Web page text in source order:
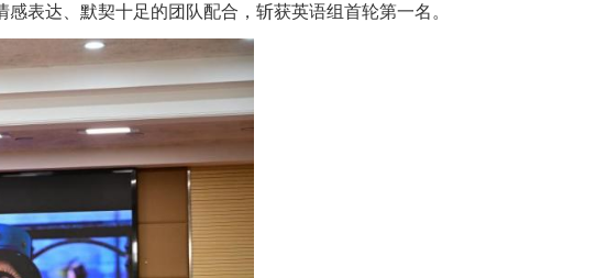
表达、默契十足的团队配合，斩获英语组首轮第一名。